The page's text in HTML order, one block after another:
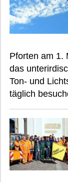
Pforten am 1.
das
Ton- und
täglich